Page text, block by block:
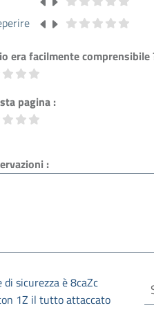
era facilmente comprensibile
pagina :
: